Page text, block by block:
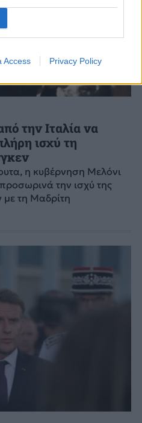
Access Privacy Policy
την Ιταλία να
ισχύ τη
η κυβέρνηση Μελόνι
την ισχύ της
με τη Μαδρίτη